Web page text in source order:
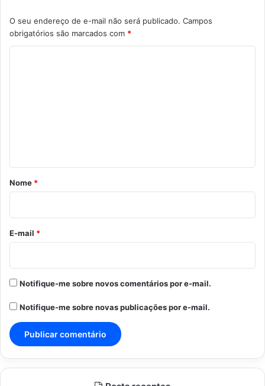
O seu endereço de e-mail não será publicado. Campos
obrigatórios são marcados com *
r
o
*
Nome *
E-mail *
Notifique-me sobre novos comentários por e-mail.
Notifique-me sobre novas publicações por e-mail.